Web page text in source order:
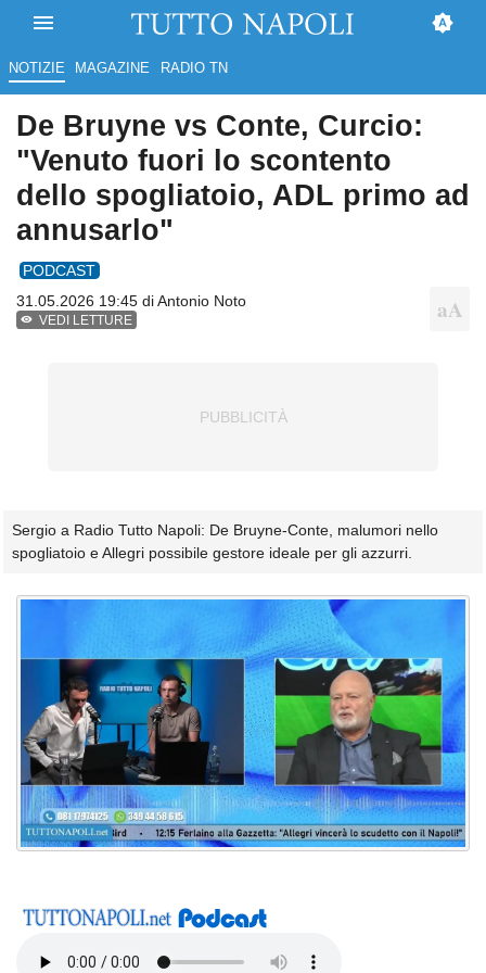
NOTIZIE MAGAZINE RADIO TN
De Bruyne vs Conte, Curcio:
"Venuto fuori lo scontento
dello spogliatoio, ADL primo ad
annusarlo"
PODCAST
31.05.2026 19:45 diAntonio Noto
VEDI LETTURE
Sergio a Radio Tutto Napoli: De Bruyne-Conte, malumori nello
spogliatoio e Allegri possibile gestore ideale per gli azzurri.